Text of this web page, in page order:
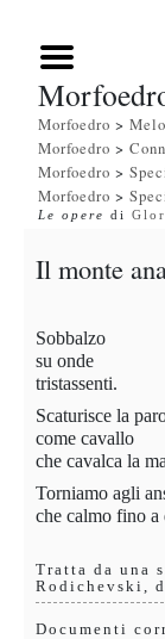
Morfoedro >
Morfoedro >
Morfoedro >
Morfoedro >
Le opere di
Il monte
Sobbalzo
su onde
tristassenti.
Scaturisce la
come cavallo
che cavalca la
Torniamo agli
che calmo fino a
Tratta da una
Rodichevski,
Documenti